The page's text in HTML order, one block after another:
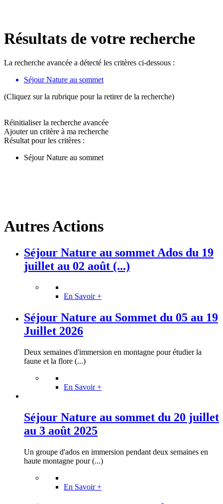
Résultats de votre recherche
La recherche avancée a détecté les critères ci-dessous :
Séjour Nature au sommet
(Cliquez sur la rubrique pour la retirer de la recherche)
Réinitialiser la recherche avancée
Ajouter un critère à ma recherche
Résultat pour les critères :
Séjour Nature au sommet
Autres Actions
Séjour Nature au sommet Ados du 19
juillet au 02 août (...)
En Savoir +
Séjour Nature au Sommet du 05 au 19
Juillet 2026
Deux semaines d'immersion en montagne pour étudier la
faune et la flore (...)
En Savoir +
Séjour Nature au sommet du 20 juillet
au 3 août 2025
Un groupe d'ados en immersion pendant deux semaines en
haute montagne pour (...)
En Savoir +